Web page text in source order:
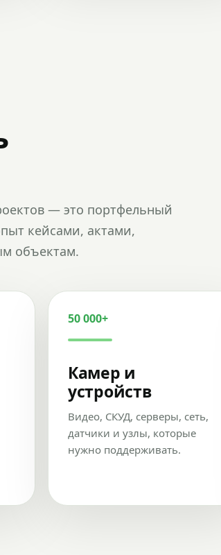
— это портфельный
кейсами, актами,
объектам.
50 000+
Камер и
устройств
Видео, СКУД, серверы, сеть,
датчики и узлы, которые
нужно поддерживать.